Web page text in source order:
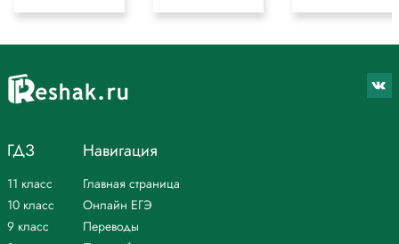
ГДЗ
11 класс
10 класс
9 класс
Навигация
Главная страница
Онлайн ЕГЭ
Переводы